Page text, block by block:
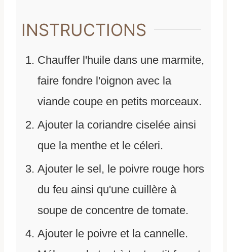
INSTRUCTIONS
Chauffer l'huile dans une marmite,
faire fondre l'oignon avec la
viande coupe en petits morceaux.
Ajouter la coriandre ciselée ainsi
que la menthe et le céleri.
Ajouter le sel, le poivre rouge hors
du feu ainsi qu'une cuillère à
soupe de concentre de tomate.
Ajouter le poivre et la cannelle.